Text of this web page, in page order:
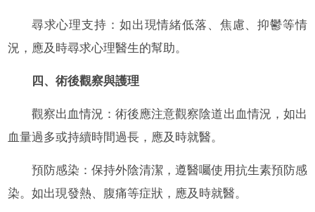
尋求心理支持：如出現情緒低落、焦慮、抑鬱等情
況，應及時尋求心理醫生的幫助。
四、術後觀察與護理
觀察出血情況：術後應注意觀察陰道出血情況，如出
血量過多或持續時間過長，應及時就醫。
預防感染：保持外陰清潔，遵醫囑使用抗生素預防感
染。如出現發熱、腹痛等症狀，應及時就醫。